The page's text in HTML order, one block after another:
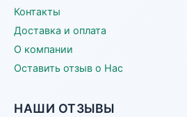
Контакты
Доставка и оплата
О компании
Оставить отзыв о Нас
НАШИ ОТЗЫВЫ